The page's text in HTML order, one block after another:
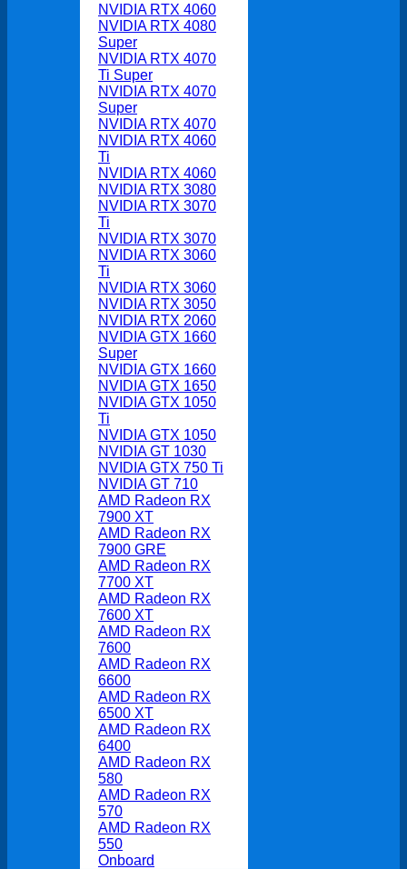
NVIDIA RTX 4060
NVIDIA RTX 4080
Super
NVIDIA RTX 4070
Ti Super
NVIDIA RTX 4070
Super
NVIDIA RTX 4070
NVIDIA RTX 4060
Ti
NVIDIA RTX 4060
NVIDIA RTX 3080
NVIDIA RTX 3070
Ti
NVIDIA RTX 3070
NVIDIA RTX 3060
Ti
NVIDIA RTX 3060
NVIDIA RTX 3050
NVIDIA RTX 2060
NVIDIA GTX 1660
Super
NVIDIA GTX 1660
NVIDIA GTX 1650
NVIDIA GTX 1050
Ti
NVIDIA GTX 1050
NVIDIA GT 1030
NVIDIA GTX 750 Ti
NVIDIA GT 710
AMD Radeon RX
7900 XT
AMD Radeon RX
7900 GRE
AMD Radeon RX
7700 XT
AMD Radeon RX
7600 XT
AMD Radeon RX
7600
AMD Radeon RX
6600
AMD Radeon RX
6500 XT
AMD Radeon RX
6400
AMD Radeon RX
580
AMD Radeon RX
570
AMD Radeon RX
550
Onboard